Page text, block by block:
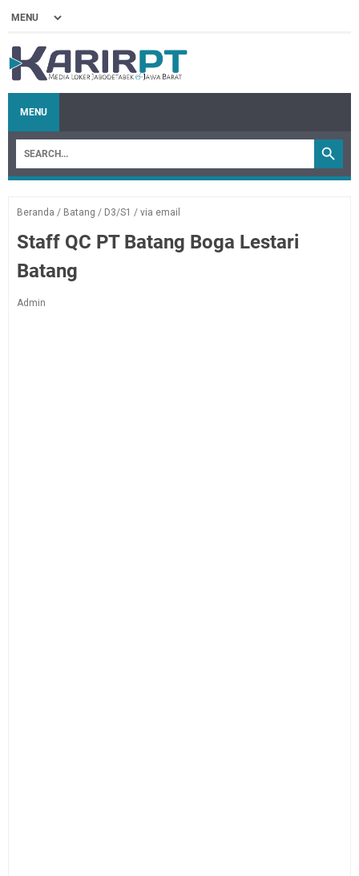
MENU
Beranda / Batang / D3/S1 / via email
Staff QC PT Batang Boga Lestari
Batang
Admin